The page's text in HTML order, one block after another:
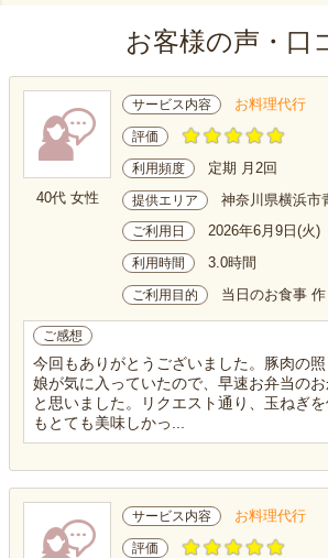
お客様の声・口
40代 女性
サービス内容 お料理代行
評価
利用頻度 定期 月2回
提供エリア 神奈川県横浜市
ご利用日 2026年6月9日(火)
利用時間 3.0時間
ご利用目的 当日のお食事
ご感想
今回もありがとうございました。豚肉の
娘が気に入っていたので、早速お弁当の
と思いました。リクエスト通り、玉ねぎ
もとても美味しかっ...
サービス内容 お料理代行
評価